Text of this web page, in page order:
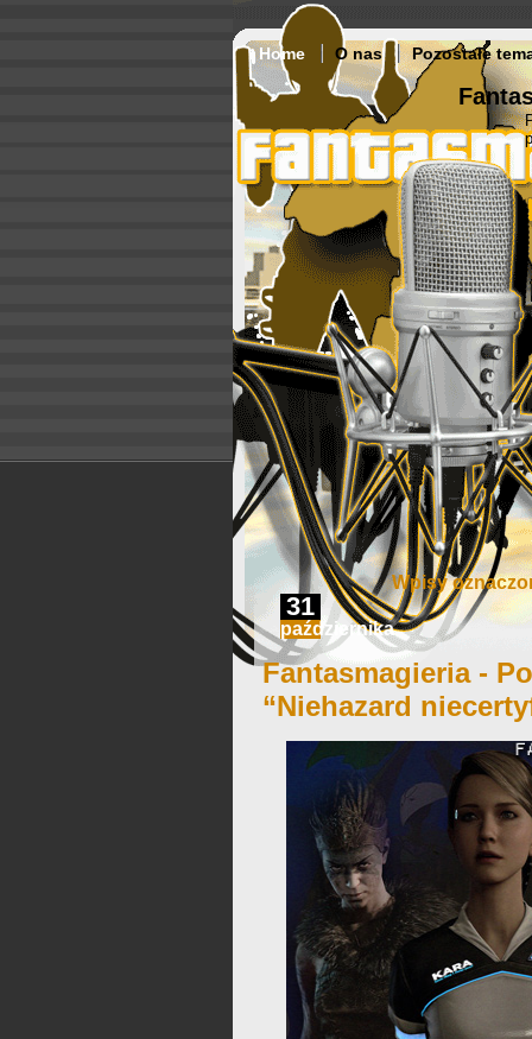
Home O nas Pozostałe
Wpisy
31
października
Fantasmagieria -
“Niehazard